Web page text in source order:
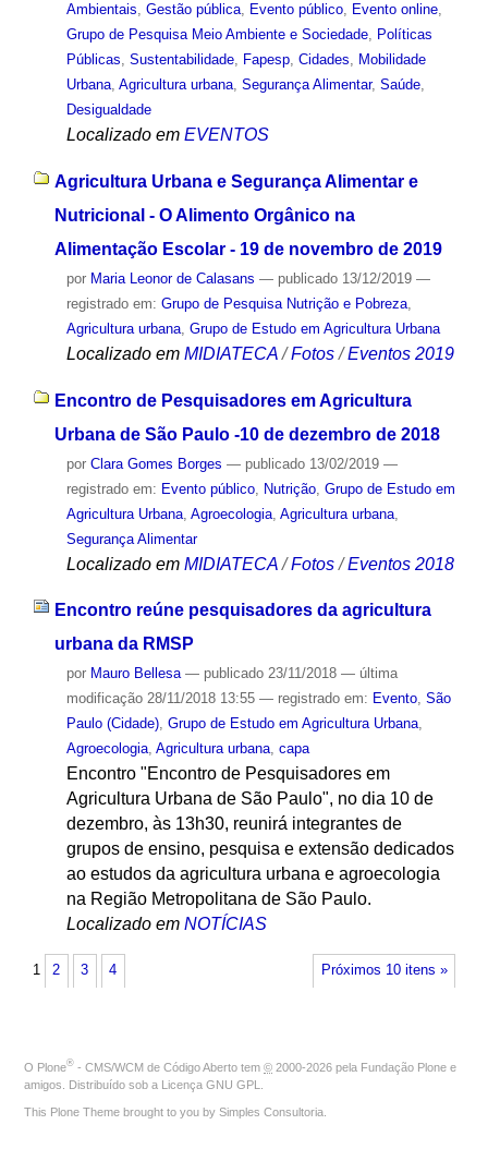
Ambientais, Gestão pública, Evento público, Evento online,
Grupo de Pesquisa Meio Ambiente e Sociedade, Políticas
Públicas, Sustentabilidade, Fapesp, Cidades, Mobilidade
Urbana, Agricultura urbana, Segurança Alimentar, Saúde,
Desigualdade
Localizado em EVENTOS
Agricultura Urbana e Segurança Alimentar e
Nutricional - O Alimento Orgânico na
Alimentação Escolar - 19 de novembro de 2019
por Maria Leonor de Calasans — publicado13/12/2019 —
registrado em: Grupo de Pesquisa Nutrição e Pobreza,
Agricultura urbana, Grupo de Estudo em Agricultura Urbana
Localizado em MIDIATECA /Fotos /Eventos 2019
Encontro de Pesquisadores em Agricultura
Urbana de São Paulo -10 de dezembro de 2018
por Clara Gomes Borges — publicado13/02/2019 —
registrado em: Evento público, Nutrição, Grupo de Estudo em
Agricultura Urbana, Agroecologia, Agricultura urbana,
Segurança Alimentar
Localizado em MIDIATECA /Fotos /Eventos 2018
Encontro reúne pesquisadores da agricultura
urbana da RMSP
por Mauro Bellesa — publicado23/11/2018 — última
modificação28/11/2018 13:55 — registrado em: Evento, São
Paulo (Cidade), Grupo de Estudo em Agricultura Urbana,
Agroecologia, Agricultura urbana, capa
Encontro "Encontro de Pesquisadores em
Agricultura Urbana de São Paulo", no dia 10 de
dezembro, às 13h30, reunirá integrantes de
grupos de ensino, pesquisa e extensão dedicados
ao estudos da agricultura urbana e agroecologia
na Região Metropolitana de São Paulo.
Localizado em NOTÍCIAS
Próximos 10 itens »
1 2 3 4
O Plone® - CMS/WCM de Código Aberto tem © 2000-2026 pela Fundação Plone e
amigos. Distribuído sob a Licença GNU GPL
This Plone Theme brought to you by Simples Consultoria